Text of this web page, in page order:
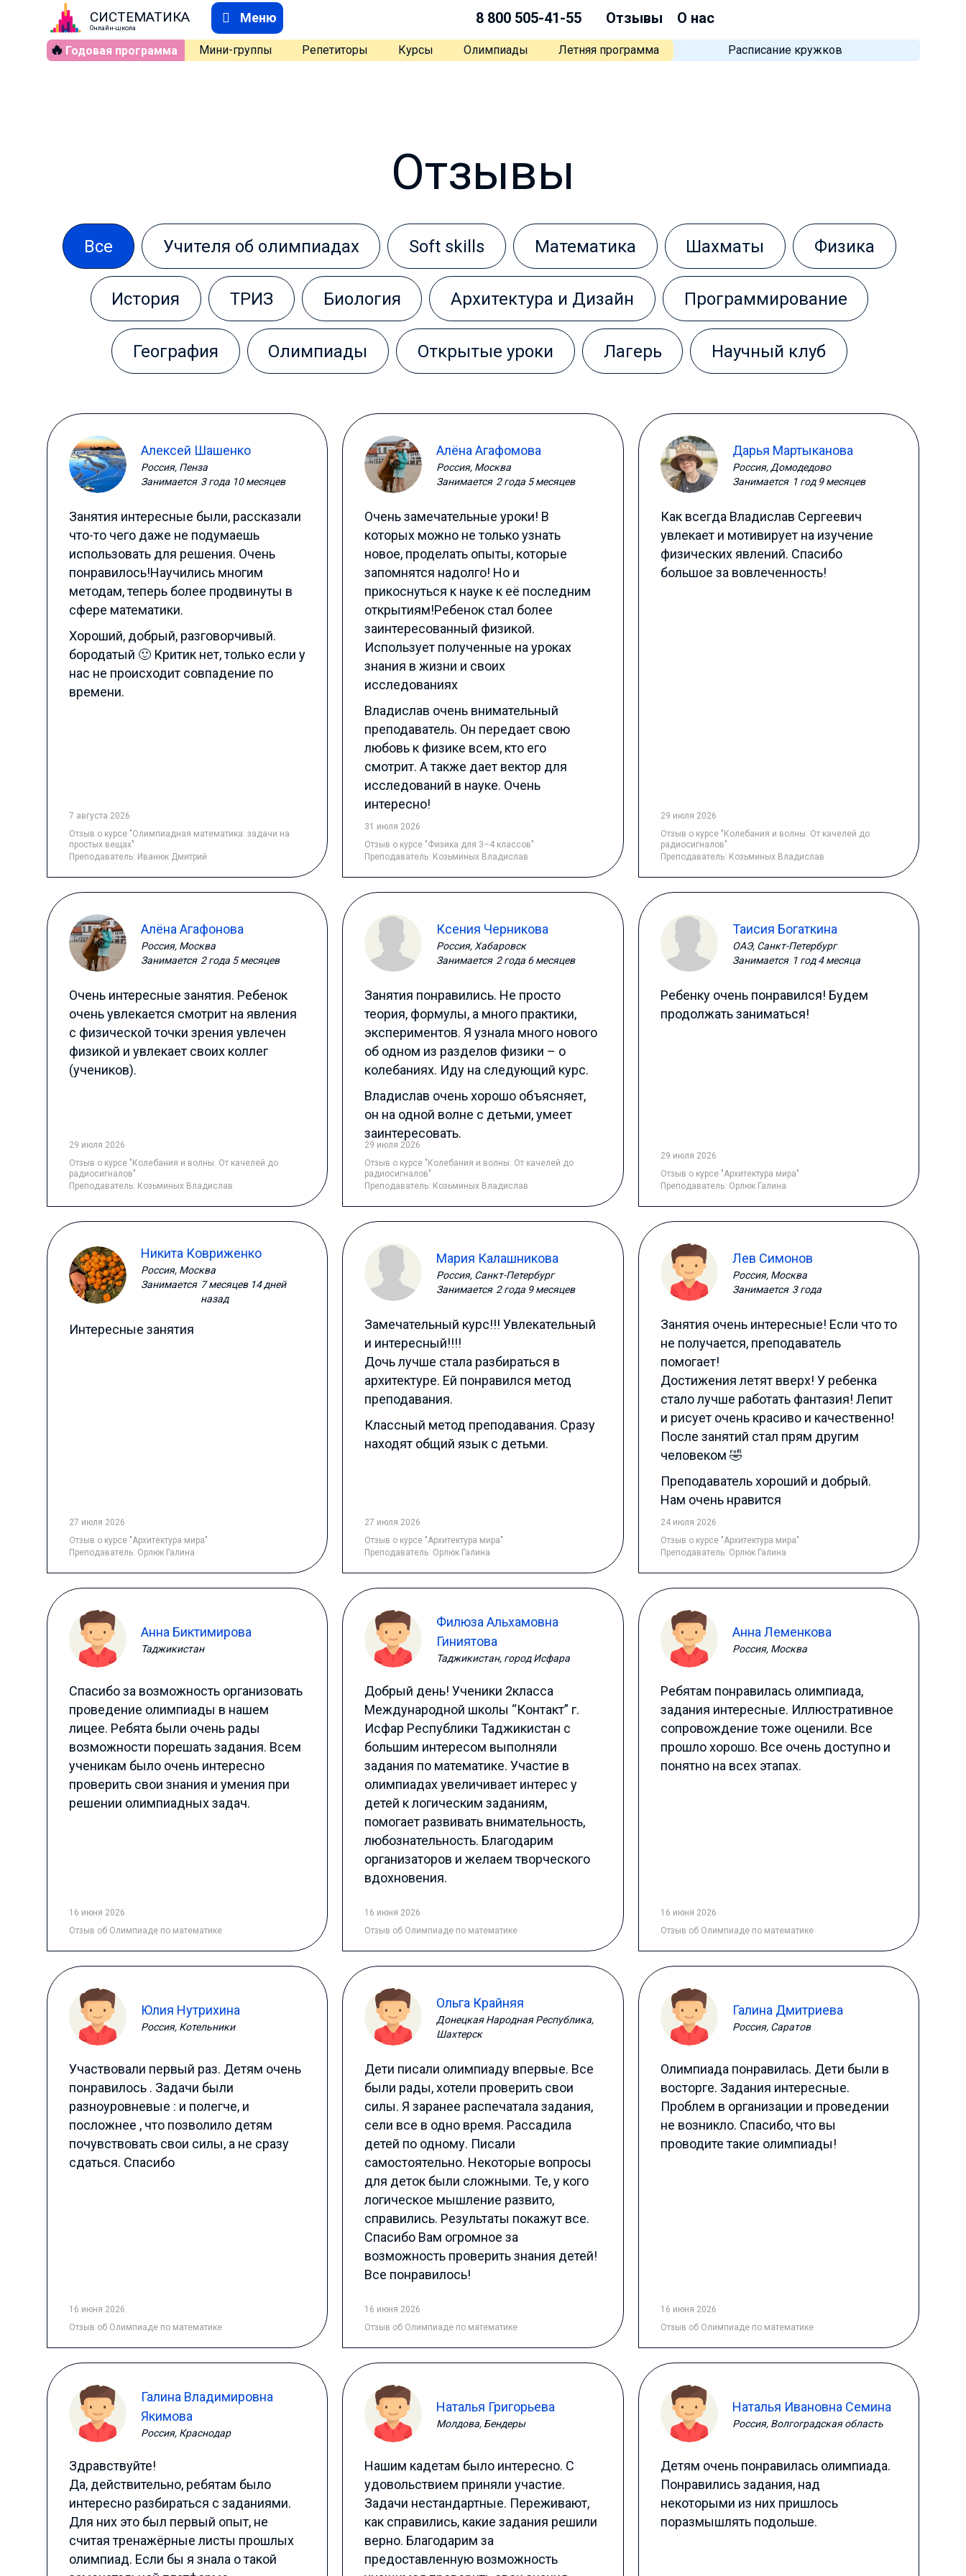
СИСТЕМАТИКА
Онлайн-школа
Меню 8 800 505-41-55 Отзывы
О нас
🔥 Годовая программа Мини-группы Репетиторы Курсы Олимпиады Летняя программа Расписание кружков
Отзывы
Все Учителя об олимпиадах Soft skills Математика Шахматы Физика
История ТРИЗ Биология Архитектура и Дизайн Программирование
География Олимпиады Открытые уроки Лагерь Научный клуб
Алексей Шашенко
Россия, Пенза
Занимается 3 года 10 месяцев
Занятия интересные были, рассказали
что-то чего даже не подумаешь
использовать для решения. Очень
понравилось!Научились многим
методам, теперь более продвинуты в
сфере математики.
Хороший, добрый, разговорчивый.
бородатый 🙂 Критик нет, только если у
нас не происходит совпадение по
времени.
7 августа 2026
Отзыв о курсе "Олимпиадная математика: задачи на
простых вещах"
Преподаватель: Иванюк Дмитрий
Алёна Агафомова
Россия, Москва
Занимается 2 года 5 месяцев
Очень замечательные уроки! В
которых можно не только узнать
новое, проделать опыты, которые
запомнятся надолго! Но и
прикоснуться к науке к её последним
открытиям!Ребенок стал более
заинтересованный физикой.
Использует полученные на уроках
знания в жизни и своих
исследованиях
Владислав очень внимательный
преподаватель. Он передает свою
любовь к физике всем, кто его
смотрит. А также дает вектор для
исследований в науке. Очень
интересно!
31 июля 2026
Отзыв о курсе "Физика для 3–4 классов"
Преподаватель: Козьминых Владислав
Дарья Мартыканова
Россия, Домодедово
Занимается 1 год 9 месяцев
Как всегда Владислав Сергеевич
увлекает и мотивирует на изучение
физических явлений. Спасибо
большое за вовлеченность!
29 июля 2026
Отзыв о курсе "Колебания и волны. От качелей до
радиосигналов"
Преподаватель: Козьминых Владислав
Алёна Агафонова
Россия, Москва
Занимается 2 года 5 месяцев
Очень интересные занятия. Ребенок
очень увлекается смотрит на явления
с физической точки зрения увлечен
физикой и увлекает своих коллег
(учеников).
29 июля 2026
Отзыв о курсе "Колебания и волны. От качелей до
радиосигналов"
Преподаватель: Козьминых Владислав
Ксения Черникова
Россия, Хабаровск
Занимается 2 года 6 месяцев
Занятия понравились. Не просто
теория, формулы, а много практики,
экспериментов. Я узнала много нового
об одном из разделов физики – о
колебаниях. Иду на следующий курс.
Владислав очень хорошо объясняет,
он на одной волне с детьми, умеет
заинтересовать.
29 июля 2026
Отзыв о курсе "Колебания и волны. От качелей до
радиосигналов"
Преподаватель: Козьминых Владислав
Таисия Богаткина
ОАЭ, Санкт-Петербург
Занимается 1 год 4 месяца
Ребенку очень понравился! Будем
продолжать заниматься!
29 июля 2026
Отзыв о курсе "Архитектура мира"
Преподаватель: Орлюк Галина
Никита Ковриженко
Россия, Москва
Занимается 7 месяцев 14 дней
назад
Интересные занятия
27 июля 2026
Отзыв о курсе "Архитектура мира"
Преподаватель: Орлюк Галина
Мария Калашникова
Россия, Санкт-Петербург
Занимается 2 года 9 месяцев
Замечательный курс!!! Увлекательный
и интересный!!!!
Дочь лучше стала разбираться в
архитектуре. Ей понравился метод
преподавания.
Классный метод преподавания. Сразу
находят общий язык с детьми.
27 июля 2026
Отзыв о курсе "Архитектура мира"
Преподаватель: Орлюк Галина
Лев Симонов
Россия, Москва
Занимается 3 года
Занятия очень интересные! Если что то
не получается, преподаватель
помогает!
Достижения летят вверх! У ребенка
стало лучше работать фантазия! Лепит
и рисует очень красиво и качественно!
После занятий стал прям другим
человеком 🤣
Преподаватель хороший и добрый.
Нам очень нравится
24 июля 2026
Отзыв о курсе "Архитектура мира"
Преподаватель: Орлюк Галина
Анна Биктимирова
Таджикистан
Спасибо за возможность организовать
проведение олимпиады в нашем
лицее. Ребята были очень рады
возможности порешать задания. Всем
ученикам было очень интересно
проверить свои знания и умения при
решении олимпиадных задач.
16 июня 2026
Отзыв об Олимпиаде по математике
Филюза Альхамовна
Гиниятова
Таджикистан, город Исфара
Добрый день! Ученики 2класса
Международной школы “Контакт” г.
Исфар Республики Таджикистан с
большим интересом выполняли
задания по математике. Участие в
олимпиадах увеличивает интерес у
детей к логическим заданиям,
помогает развивать внимательность,
любознательность. Благодарим
организаторов и желаем творческого
вдохновения.
16 июня 2026
Отзыв об Олимпиаде по математике
Анна Леменкова
Россия, Москва
Ребятам понравилась олимпиада,
задания интересные. Иллюстративное
сопровождение тоже оценили. Все
прошло хорошо. Все очень доступно и
понятно на всех этапах.
16 июня 2026
Отзыв об Олимпиаде по математике
Юлия Нутрихина
Россия, Котельники
Участвовали первый раз. Детям очень
понравилось . Задачи были
разноуровневые : и полегче, и
посложнее , что позволило детям
почувствовать свои силы, а не сразу
сдаться. Спасибо
16 июня 2026
Отзыв об Олимпиаде по математике
Ольга Крайняя
Донецкая Народная Республика,
Шахтерск
Дети писали олимпиаду впервые. Все
были рады, хотели проверить свои
силы. Я заранее распечатала задания,
сели все в одно время. Рассадила
детей по одному. Писали
самостоятельно. Некоторые вопросы
для деток были сложными. Те, у кого
логическое мышление развито,
справились. Результаты покажут все.
Спасибо Вам огромное за
возможность проверить знания детей!
Все понравилось!
16 июня 2026
Отзыв об Олимпиаде по математике
Галина Дмитриева
Россия, Саратов
Олимпиада понравилась. Дети были в
восторге. Задания интересные.
Проблем в организации и проведении
не возникло. Спасибо, что вы
проводите такие олимпиады!
16 июня 2026
Отзыв об Олимпиаде по математике
Галина Владимировна
Якимова
Россия, Краснодар
Здравствуйте!
Да, действительно, ребятам было
интересно разбираться с заданиями.
Для них это был первый опыт, не
считая тренажёрные листы прошлых
олимпиад. Если бы я знала о такой
Наталья Григорьева
Молдова, Бендеры
Нашим кадетам было интересно. С
удовольствием приняли участие.
Задачи нестандартные. Переживают,
как справились, какие задания решили
верно. Благодарим за
предоставленную возможность
Наталья Ивановна Семина
Россия, Волгоградская область
Детям очень понравилась олимпиада.
Понравились задания, над
некоторыми из них пришлось
поразмышлять подольше.